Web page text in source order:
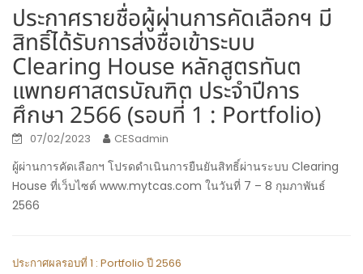
ประกาศรายชื่อผู้ผ่านการคัดเลือกฯ มี
สิทธิ์ได้รับการส่งชื่อเข้าระบบ
Clearing House หลักสูตรทันต
แพทยศาสตรบัณฑิต ประจำปีการ
ศึกษา 2566 (รอบที่ 1 : Portfolio)
07/02/2023 CESadmin
ผู้ผ่านการคัดเลือกฯ โปรดดำเนินการยืนยันสิทธิ์ผ่านระบบ Clearing
House ที่เว็บไซต์ www.mytcas.com ในวันที่ 7 – 8 กุมภาพันธ์
2566
ประกาศผลรอบที่ 1 : Portfolio ปี 2566